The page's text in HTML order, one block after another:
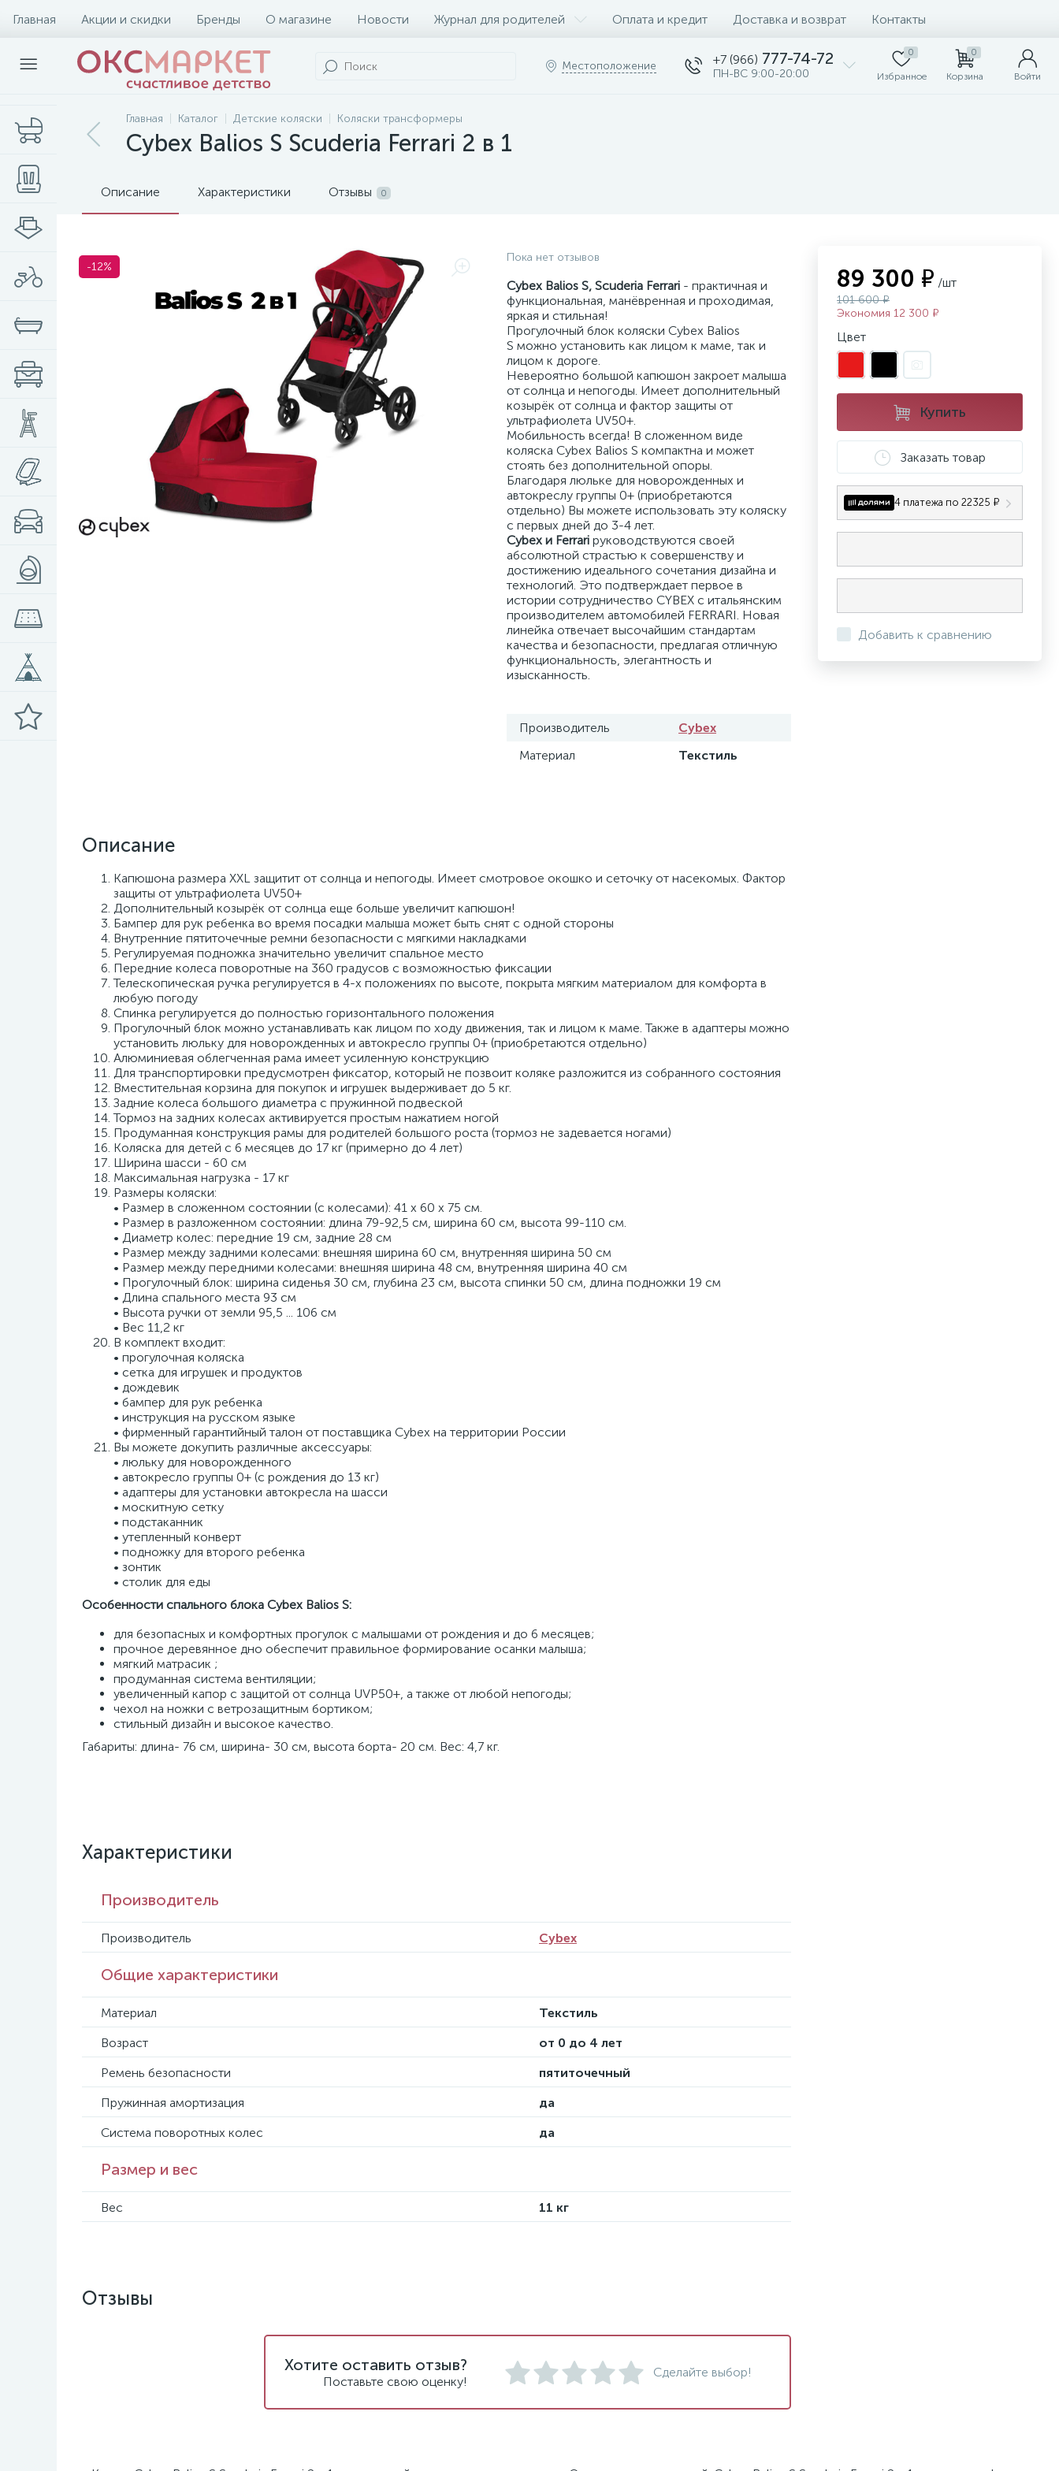
Главная Акции и скидки Бренды О магазине Новости Журнал для родителей Оплата и кредит Доставка и возврат Контакты
Местоположение +7 (966) 777-74-72
ПН-ВС 9:00-20:00
0
Избранное
0
Корзина Войти
Главная Каталог Детские коляски Коляски трансформеры
Cybex Balios S Scuderia Ferrari 2 в 1
Описание Характеристики Отзывы 0
-12%
Пока нет отзывов
Cybex Balios S, Scuderia Ferrari - практичная и
функциональная, манёвренная и проходимая,
яркая и стильная!
Прогулочный блок коляски Cybex Balios
S можно установить как лицом к маме, так и
лицом к дороге.
Невероятно большой капюшон закроет малыша
от солнца и непогоды. Имеет дополнительный
козырёк от солнца и фактор защиты от
ультрафиолета UV50+.
Мобильность всегда! В сложенном виде
коляска Cybex Balios S компактна и может
стоять без дополнительной опоры.
Благодаря люльке для новорожденных и
автокреслу группы 0+ (приобретаются
отдельно) Вы можете использовать эту коляску
с первых дней до 3-4 лет.
Cybex и Ferrari руководствуются своей
абсолютной страстью к совершенству и
достижению идеального сочетания дизайна и
технологий. Это подтверждает первое в
истории сотрудничество CYBEX с итальянским
производителем автомобилей FERRARI. Новая
линейка отвечает высочайшим стандартам
качества и безопасности, предлагая отличную
функциональность, элегантность и
изысканность.
Производитель
Cybex
Материал
Текстиль
Описание
Капюшона размера XXL защитит от солнца и непогоды. Имеет смотровое окошко и сеточку от насекомых. Фактор
защиты от ультрафиолета UV50+
Дополнительный козырёк от солнца еще больше увеличит капюшон!
Бампер для рук ребенка во время посадки малыша может быть снят с одной стороны
Внутренние пятиточечные ремни безопасности с мягкими накладками
Регулируемая подножка значительно увеличит спальное место
Передние колеса поворотные на 360 градусов с возможностью фиксации
Телескопическая ручка регулируется в 4-х положениях по высоте, покрыта мягким материалом для комфорта в
любую погоду
Спинка регулируется до полностью горизонтального положения
Прогулочный блок можно устанавливать как лицом по ходу движения, так и лицом к маме. Также в адаптеры можно
установить люльку для новорожденных и автокресло группы 0+ (приобретаются отдельно)
Алюминиевая облегченная рама имеет усиленную конструкцию
Для транспортировки предусмотрен фиксатор, который не позвоит коляке разложится из собранного состояния
Вместительная корзина для покупок и игрушек выдерживает до 5 кг.
Задние колеса большого диаметра с пружинной подвеской
Тормоз на задних колесах активируется простым нажатием ногой
Продуманная конструкция рамы для родителей большого роста (тормоз не задевается ногами)
Коляска для детей с 6 месяцев до 17 кг (примерно до 4 лет)
Ширина шасси - 60 см
Максимальная нагрузка - 17 кг
Размеры коляски:
• Размер в сложенном состоянии (с колесами): 41 х 60 х 75 см.
• Размер в разложенном состоянии: длина 79-92,5 см, ширина 60 см, высота 99-110 см.
• Диаметр колес: передние 19 см, задние 28 см
• Размер между задними колесами: внешняя ширина 60 см, внутренняя ширина 50 см
• Размер между передними колесами: внешняя ширина 48 см, внутренняя ширина 40 см
• Прогулочный блок: ширина сиденья 30 см, глубина 23 см, высота спинки 50 см, длина подножки 19 см
• Длина спального места 93 см
• Высота ручки от земли 95,5 ... 106 см
• Вес 11,2 кг
В комплект входит:
• прогулочная коляска
• сетка для игрушек и продуктов
• дождевик
• бампер для рук ребенка
• инструкция на русском языке
• фирменный гарантийный талон от поставщика Cybex на территории России
Вы можете докупить различные аксессуары:
• люльку для новорожденного
• автокресло группы 0+ (с рождения до 13 кг)
• адаптеры для установки автокресла на шасси
• москитную сетку
• подстаканник
• утепленный конверт
• подножку для второго ребенка
• зонтик
• столик для еды
Особенности спального блока Cybex Balios S:
для безопасных и комфортных прогулок с малышами от рождения и до 6 месяцев;
прочное деревянное дно обеспечит правильное формирование осанки малыша;
мягкий матрасик ;
продуманная система вентиляции;
увеличенный капор с защитой от солнца UVP50+, а также от любой непогоды;
чехол на ножки с ветрозащитным бортиком;
стильный дизайн и высокое качество.
Габариты: длина- 76 см, ширина- 30 см, высота борта- 20 см. Вес: 4,7 кг.
Характеристики
Производитель
Производитель Cybex
Общие характеристики
Материал
Текстиль
Возраст
от 0 до 4 лет
Ремень безопасности
пятиточечный
Пружинная амортизация
да
Система поворотных колес
да
Размер и вес
Вес 11 кг
89 300 ₽ /шт
101 600 ₽
Экономия 12 300 ₽
Цвет
Купить
Заказать товар
4 платежа по 22325 ₽
Добавить к сравнению
Отзывы
Хотите оставить отзыв?
Поставьте свою оценку!
Сделайте выбор!